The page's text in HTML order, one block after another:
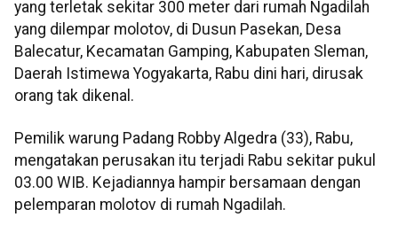
yang terletak sekitar 300 meter dari rumah Ngadilah
yang dilempar molotov, di Dusun Pasekan, Desa
Balecatur, Kecamatan Gamping, Kabupaten Sleman,
Daerah Istimewa Yogyakarta, Rabu dini hari, dirusak
orang tak dikenal.
Pemilik warung Padang Robby Algedra (33), Rabu,
mengatakan perusakan itu terjadi Rabu sekitar pukul
03.00 WIB. Kejadiannya hampir bersamaan dengan
pelemparan molotov di rumah Ngadilah.